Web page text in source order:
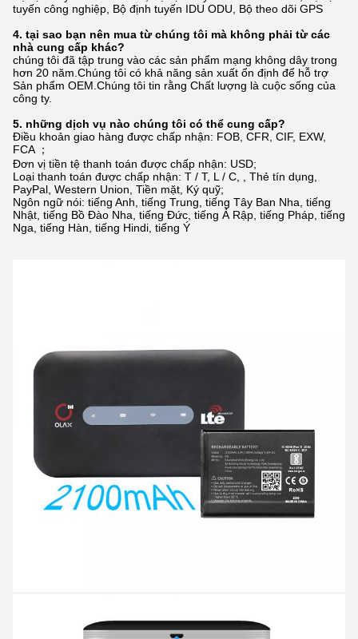
tuyến công nghiệp, Bộ định tuyến IDU ODU, Bộ theo dõi GPS
4. tại sao bạn nên mua từ chúng tôi mà không phải từ các
nhà cung cấp khác?
chúng tôi đã tập trung vào các sản phẩm mạng không dây trong
hơn 20 năm.Chúng tôi có khả năng sản xuất ổn định để hỗ trợ
Sản phẩm OEM.Chúng tôi tin rằng Chất lượng là cuộc sống của
công ty.
5. những dịch vụ nào chúng tôi có thể cung cấp?
Điều khoản giao hàng được chấp nhận: FOB, CFR, CIF, EXW,
FCA ；
Đơn vị tiền tệ thanh toán được chấp nhận: USD;
Loại thanh toán được chấp nhận: T / T, L / C, , Thẻ tín dụng,
PayPal, Western Union, Tiền mặt, Ký quỹ;
Ngôn ngữ nói: tiếng Anh, tiếng Trung, tiếng Tây Ban Nha, tiếng
Nhật, tiếng Bồ Đào Nha, tiếng Đức, tiếng Ả Rập, tiếng Pháp, tiếng
Nga, tiếng Hàn, tiếng Hindi, tiếng Ý